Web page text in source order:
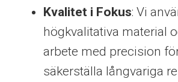
Kvalitet i Fokus: Vi
högkvalitativa material
arbete med precision
säkerställa långvariga